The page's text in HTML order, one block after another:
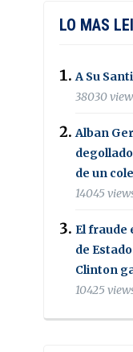
LO MAS
A Su
38030
Alban
de un
14045
El fraude
de
Clinton
10425